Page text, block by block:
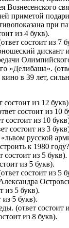
Вознесенского
приметой
при
из 4 букв).
состоит из 7
дискант
«Делибаша».
в 39 лет,
из 12
состоит из 10
состоит из 10
состоит из 3
русской
к 1980 году?
состоит из 5 букв).
из 5 букв).
состоит из 5
из 5 букв).
из 5 букв).
(ответ состоит
из 8 букв).